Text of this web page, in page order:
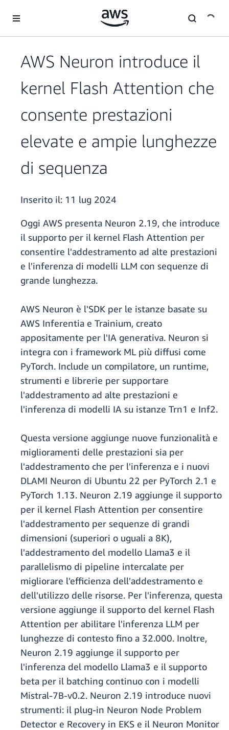
AWS Neuron introduce il
kernel Flash Attention che
consente prestazioni
elevate e ampie lunghezze
di sequenza
Inserito il: 11 lug 2024
Oggi AWS presenta Neuron 2.19, che introduce
il supporto per il kernel Flash Attention per
consentire l'addestramento ad alte prestazioni
e l'inferenza di modelli LLM con sequenze di
grande lunghezza.
AWS Neuron è l'SDK per le istanze basate su
AWS Inferentia e Trainium, creato
appositamente per l'IA generativa. Neuron si
integra con i framework ML più diffusi come
PyTorch. Include un compilatore, un runtime,
strumenti e librerie per supportare
l'addestramento ad alte prestazioni e
l'inferenza di modelli IA su istanze Trn1 e Inf2.
Questa versione aggiunge nuove funzionalità e
miglioramenti delle prestazioni sia per
l'addestramento che per l'inferenza e i nuovi
DLAMI Neuron di Ubuntu 22 per PyTorch 2.1 e
PyTorch 1.13. Neuron 2.19 aggiunge il supporto
per il kernel Flash Attention per consentire
l'addestramento per sequenze di grandi
dimensioni (superiori o uguali a 8K),
l'addestramento del modello Llama3 e il
parallelismo di pipeline intercalate per
migliorare l'efficienza dell'addestramento e
dell'utilizzo delle risorse. Per l'inferenza, questa
versione aggiunge il supporto del kernel Flash
Attention per abilitare l'inferenza LLM per
lunghezze di contesto fino a 32.000. Inoltre,
Neuron 2.19 aggiunge il supporto per
l'inferenza del modello Llama3 e il supporto
beta per il batching continuo con i modelli
Mistral-7B-v0.2. Neuron 2.19 introduce nuovi
strumenti: il plug-in Neuron Node Problem
Detector e Recovery in EKS e il Neuron Monitor